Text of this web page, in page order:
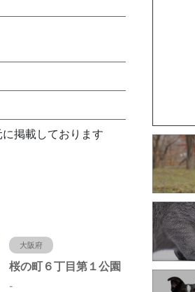
掲載しております
大阪府
桜の町６丁目第１公園
-